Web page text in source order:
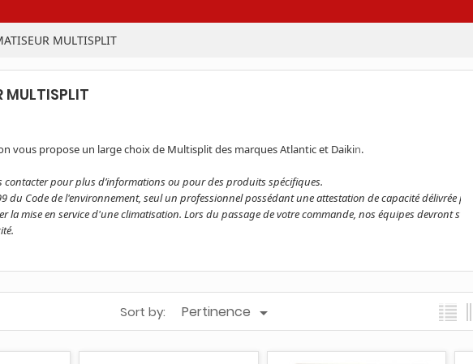
MULTISPLIT
MULTISPLIT
vous propose un large choix de Multisplit des marques Atlantic et Daikin.
contacter pour plus d’informations ou pour des produits spécifiques.
du Code de l'environnement, seul un professionnel possédant une attestation de capacité délivrée
la mise en service d'une climatisation. Lors du passage de votre commande, nos équipes devront
Sort by: Pertinence 